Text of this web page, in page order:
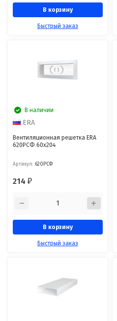
В корзину
Быстрый заказ
В наличии
ERA
Вентиляционная решетка ERA
620РСФ 60x204
Артикул: 620РСФ
214₽
В корзину
Быстрый заказ